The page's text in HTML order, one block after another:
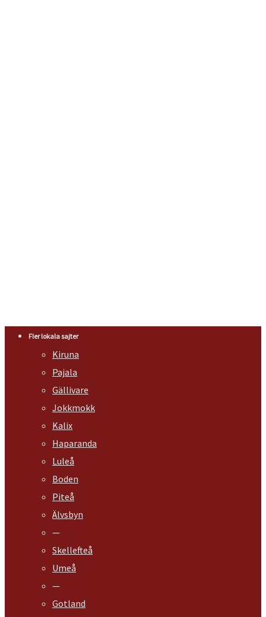
Fler lokala sajter
Kiruna
Pajala
Gällivare
Jokkmokk
Kalix
Haparanda
Luleå
Boden
Piteå
Älvsbyn
—
Skellefteå
Umeå
—
Gotland